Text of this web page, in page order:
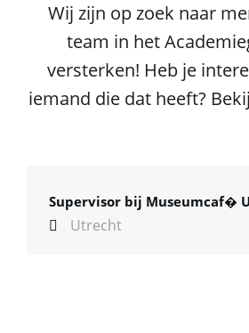
Wij zijn op zoek naar
team in het
versterken! Heb je
iemand die dat heeft?
Supervisor bij Museumcaf�
Utrecht